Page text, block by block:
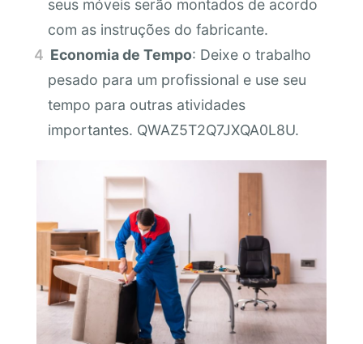
seus móveis serão montados de acordo
com as instruções do fabricante.
Economia de Tempo: Deixe o trabalho
pesado para um profissional e use seu
tempo para outras atividades
importantes. QWAZ5T2Q7JXQA0L8U.